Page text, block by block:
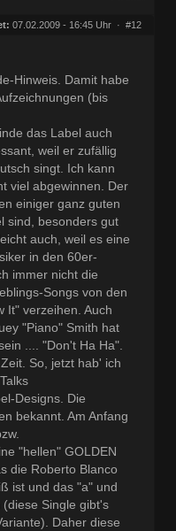
07.02.2009 - 16:45 Uhr · #12
Hinweis. Damit habe
(bis
das Label auch
weil er zufällig
singt. Ich kann
viel abgewinnen. Der
einiger ganz guten
sind, besonders gut
auch, weil es eine
in den 60er-
immer nicht die
Songs von den
It" verzeihen. Auch
"Piano" Smith hat
.... "Don't Ha Ha".
So, jetzt hab' ich
Designs. Die
bekannt. Am Anfang
"hellen" GOLDEN
die Roberto Blanco
ist und das "a" und
Single gibt's
Daher diese